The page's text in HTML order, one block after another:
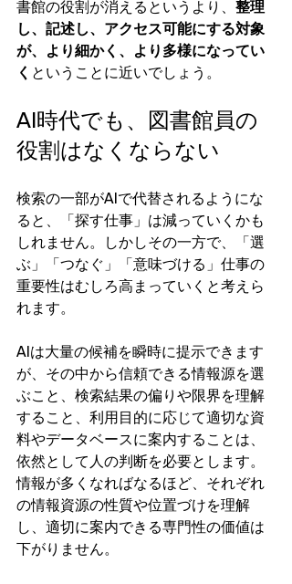
書館の役割が消えるというより、 整理
し、記述し、アクセス可能にする対象
が、より細かく、より多様になってい
く ということに近いでしょう。
AI時代でも、図書館員の
役割はなくならない
検索の一部がAIで代替されるようにな
ると、「探す仕事」は減っていくかも
しれません。しかしその一方で、「選
ぶ」「つなぐ」「意味づける」仕事の
重要性はむしろ高まっていくと考えら
れます。
AIは大量の候補を瞬時に提示できます
が、その中から信頼できる情報源を選
ぶこと、検索結果の偏りや限界を理解
すること、利用目的に応じて適切な資
料やデータベースに案内することは、
依然として人の判断を必要とします。
情報が多くなればなるほど、それぞれ
の情報資源の性質や位置づけを理解
し、適切に案内できる専門性の価値は
下がりません。